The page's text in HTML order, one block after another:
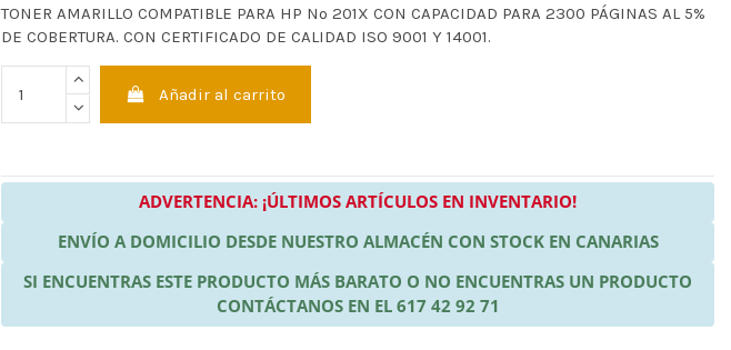
TONER AMARILLO COMPATIBLE PARA HP Nº 201X CON CAPACIDAD PARA 2300 PÁGINAS AL 5%
DE COBERTURA. CON CERTIFICADO DE CALIDAD ISO 9001 Y 14001.
Añadir al carrito
ADVERTENCIA: ¡ÚLTIMOS ARTÍCULOS EN INVENTARIO!
ENVÍO A DOMICILIO DESDE NUESTRO ALMACÉN CON STOCK EN CANARIAS
SI ENCUENTRAS ESTE PRODUCTO MÁS BARATO O NO ENCUENTRAS UN PRODUCTO
CONTÁCTANOS EN EL 617 42 92 71